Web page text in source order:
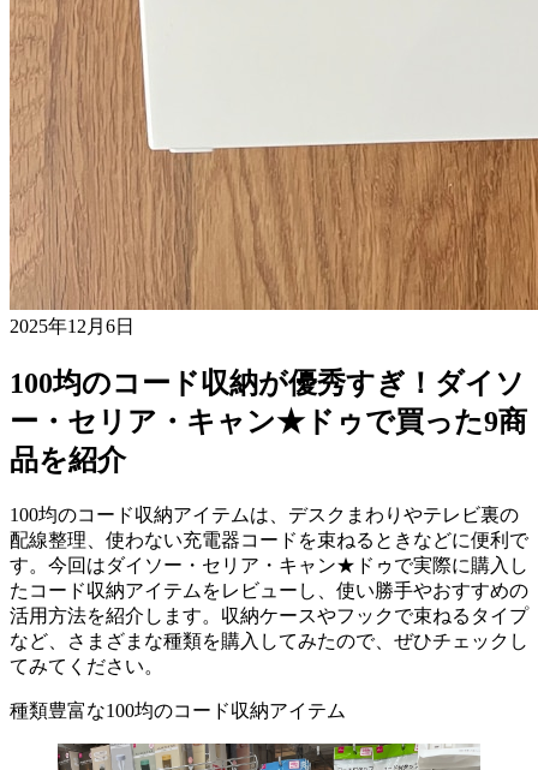
2025年12月6日
100均のコード収納が優秀すぎ！ダイソ
ー・セリア・キャン★ドゥで買った9商
品を紹介
100均のコード収納アイテムは、デスクまわりやテレビ裏の
配線整理、使わない充電器コードを束ねるときなどに便利で
す。今回はダイソー・セリア・キャン★ドゥで実際に購入し
たコード収納アイテムをレビューし、使い勝手やおすすめの
活用方法を紹介します。収納ケースやフックで束ねるタイプ
など、さまざまな種類を購入してみたので、ぜひチェックし
てみてください。
種類豊富な100均のコード収納アイテム